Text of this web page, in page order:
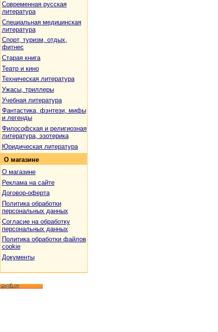
Современная русская
литература
Специальная медицинская
литература
Спорт, туризм, отдых,
фитнес
Старая книга
Театр и кино
Техническая литература
Ужасы, триллеры
Учебная литература
Фантастика, фэнтези, мифы
и легенды
Философская и религиозная
литература, эзотерика
Юридическая литература
О магазине
О магазине
Реклама на сайте
Договор-оферта
Политика обработки
персональных данных
Согласие на обработку
персональных данных
Политика обработки файлов
cookie
Документы